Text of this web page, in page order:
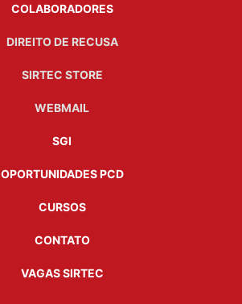
COLABORADORES
DIREITO DE RECUSA
SIRTEC STORE
WEBMAIL
SGI
OPORTUNIDADES PCD
CURSOS
CONTATO
VAGAS SIRTEC